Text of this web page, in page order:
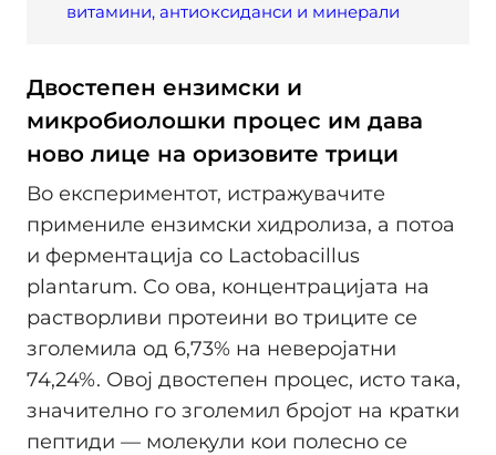
витамини, антиоксиданси и минерали
Двостепен ензимски и
микробиолошки процес им дава
ново лице на оризовите трици
Во експериментот, истражувачите
примениле ензимски хидролиза, а потоа
и ферментација со Lactobacillus
plantarum. Со ова, концентрацијата на
растворливи протеини во триците се
зголемила од 6,73% на неверојатни
74,24%. Овој двостепен процес, исто така,
значително го зголемил бројот на кратки
пептиди — молекули кои полесно се